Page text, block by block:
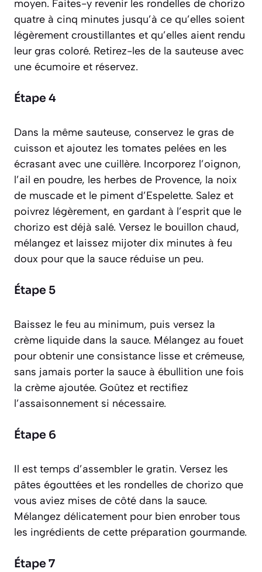
moyen. Faites-y revenir les rondelles de chorizo
quatre à cinq minutes jusqu’à ce qu’elles soient
légèrement croustillantes et qu’elles aient rendu
leur gras coloré. Retirez-les de la sauteuse avec
une écumoire et réservez.
Étape 4
Dans la même sauteuse, conservez le gras de
cuisson et ajoutez les tomates pelées en les
écrasant avec une cuillère. Incorporez l’oignon,
l’ail en poudre, les herbes de Provence, la noix
de muscade et le piment d’Espelette. Salez et
poivrez légèrement, en gardant à l’esprit que le
chorizo est déjà salé. Versez le bouillon chaud,
mélangez et laissez mijoter dix minutes à feu
doux pour que la sauce réduise un peu.
Étape 5
Baissez le feu au minimum, puis versez la
crème liquide dans la sauce. Mélangez au fouet
pour obtenir une consistance lisse et crémeuse,
sans jamais porter la sauce à ébullition une fois
la crème ajoutée. Goûtez et rectifiez
l’assaisonnement si nécessaire.
Étape 6
Il est temps d’assembler le gratin. Versez les
pâtes égouttées et les rondelles de chorizo que
vous aviez mises de côté dans la sauce.
Mélangez délicatement pour bien enrober tous
les ingrédients de cette préparation gourmande.
Étape 7